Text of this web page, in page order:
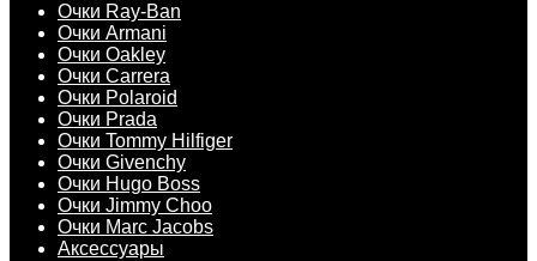
Очки Ray-Ban
Очки Armani
Очки Oakley
Очки Carrera
Очки Polaroid
Очки Prada
Очки Tommy Hilfiger
Очки Givenchy
Очки Hugo Boss
Очки Jimmy Choo
Очки Marc Jacobs
Аксессуары